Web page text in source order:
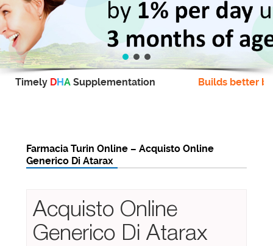
Timely DHA Supplementation Builds better
Farmacia Turin Online – Acquisto Online
Generico Di Atarax
Acquisto Online
Generico Di Atarax